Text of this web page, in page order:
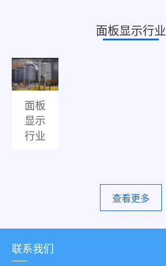
面板显示行业
面板
显示
行业
查看更多
联系我们